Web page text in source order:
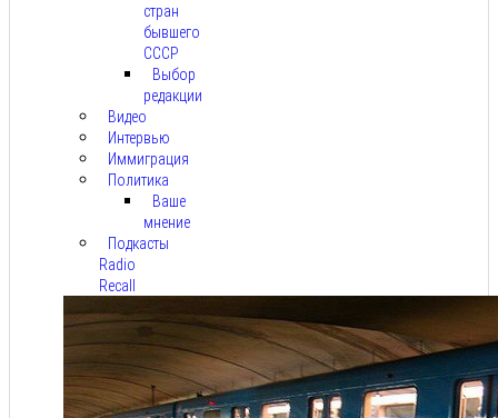
стран
бывшего
СССР
Выбор
редакции
Видео
Интервью
Иммиграция
Политика
Ваше
мнение
Подкасты
Radio
Recall